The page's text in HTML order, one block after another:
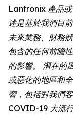
Lantronix 產品或
述是基於我們目
未來業務、財務
包含的任何前瞻
的影響。 潛在的
或惡化的地區和
響，包括對我們
COVID-19 大流